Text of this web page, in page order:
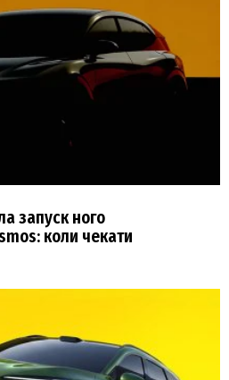
запуск ного
коли чекати